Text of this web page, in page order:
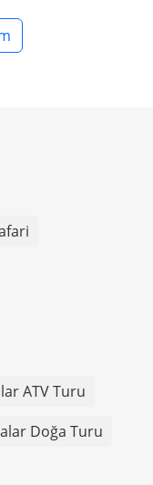
ATV Turu
Doğa Turu